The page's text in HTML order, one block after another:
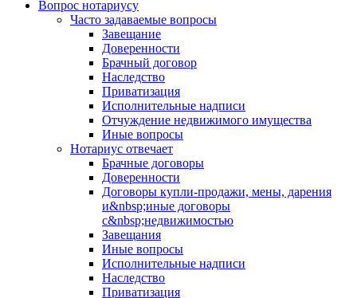
Вопрос нотариусу
Часто задаваемые вопросы
Завещание
Доверенности
Брачный договор
Наследство
Приватизация
Исполнительные надписи
Отчуждение недвижимого имущества
Иные вопросы
Нотариус отвечает
Брачные договоры
Доверенности
Договоры купли-продажи, мены, дарения
и&nbsp;иные договоры
с&nbsp;недвижимостью
Завещания
Иные вопросы
Исполнительные надписи
Наследство
Приватизация